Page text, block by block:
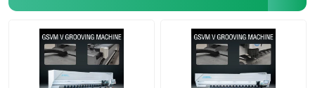
Αυτόματο Β που αυλακώνει τη μηχανή
Μέταλλο φύλλων που αυλακώνει τη μηχανή